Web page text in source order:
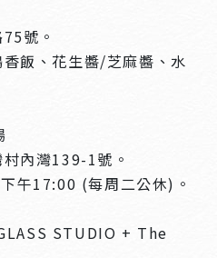
號。
飯、花生醬/芝麻醬、水
內灣139-1號。
午17:00 (每周二公休)。
STUDIO + The